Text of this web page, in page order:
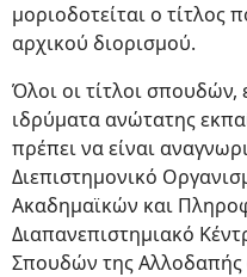
μοριοδοτείται ο
αρχικού διορισμού.
Όλοι οι τίτλοι
ιδρύματα ανώτατης
πρέπει να είναι
Διεπιστημονικό
Ακαδημαϊκών και
Διαπανεπιστημιακό
Σπουδών της Αλλοδαπής